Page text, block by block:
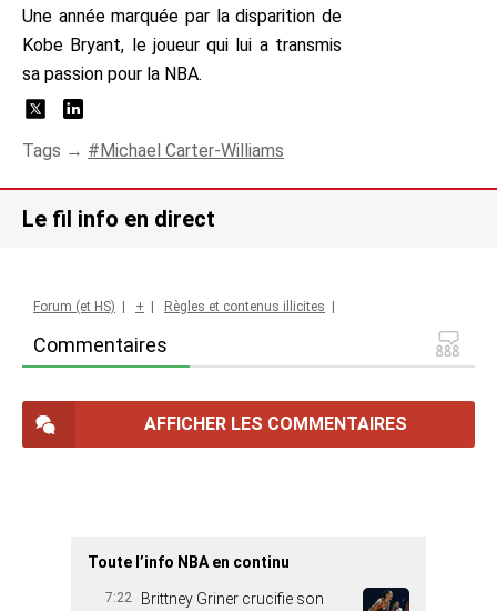
Une année marquée par la disparition de
Kobe Bryant, le joueur qui lui a transmis
sa passion pour la NBA.
Tags → Michael Carter-Williams
Le fil info en direct
Commentaires
Forum (et HS) + Règles et contenus illicites
AFFICHER LES COMMENTAIRES
Toute l’info NBA en continu
7:22
Brittney Griner crucifie son